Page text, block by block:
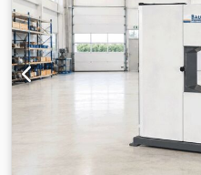
ширина:2.000 мм, Опрема:
прирачник, осветлување,